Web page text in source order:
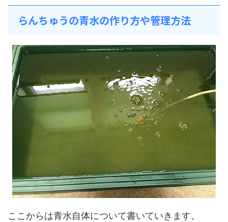
らんちゅうの青水の作り方や管理方法
ここからは青水自体について書いていきます。